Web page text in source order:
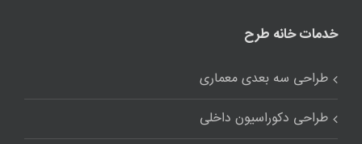
خدمات خانه طرح
طراحی سه بعدی معماری
طراحی دکوراسیون داخلی